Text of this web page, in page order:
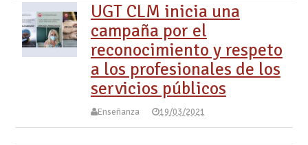
UGT CLM inicia una
campaña por el
reconocimiento y respeto
a los profesionales de los
servicios públicos
Enseñanza 19/03/2021